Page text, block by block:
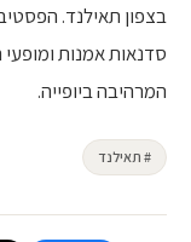
בצפון תאילנד.
סדנאות אמנות ומופעי
המרהיבה ביופייה.
# תאילנד